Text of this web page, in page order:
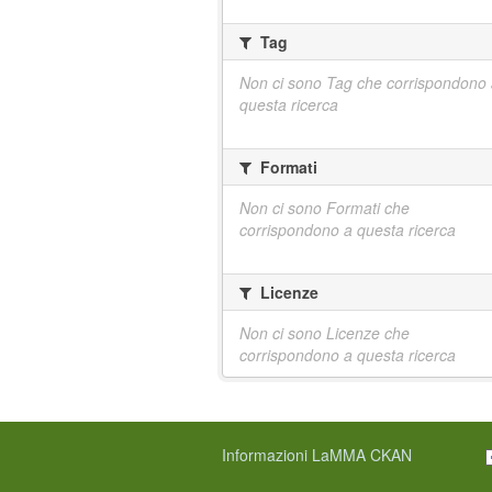
Tag
Non ci sono Tag che corrispondono
questa ricerca
Formati
Non ci sono Formati che
corrispondono a questa ricerca
Licenze
Non ci sono Licenze che
corrispondono a questa ricerca
Informazioni LaMMA CKAN